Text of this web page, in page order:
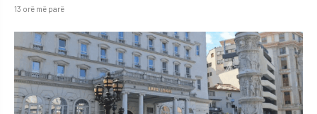
13 orë më parë